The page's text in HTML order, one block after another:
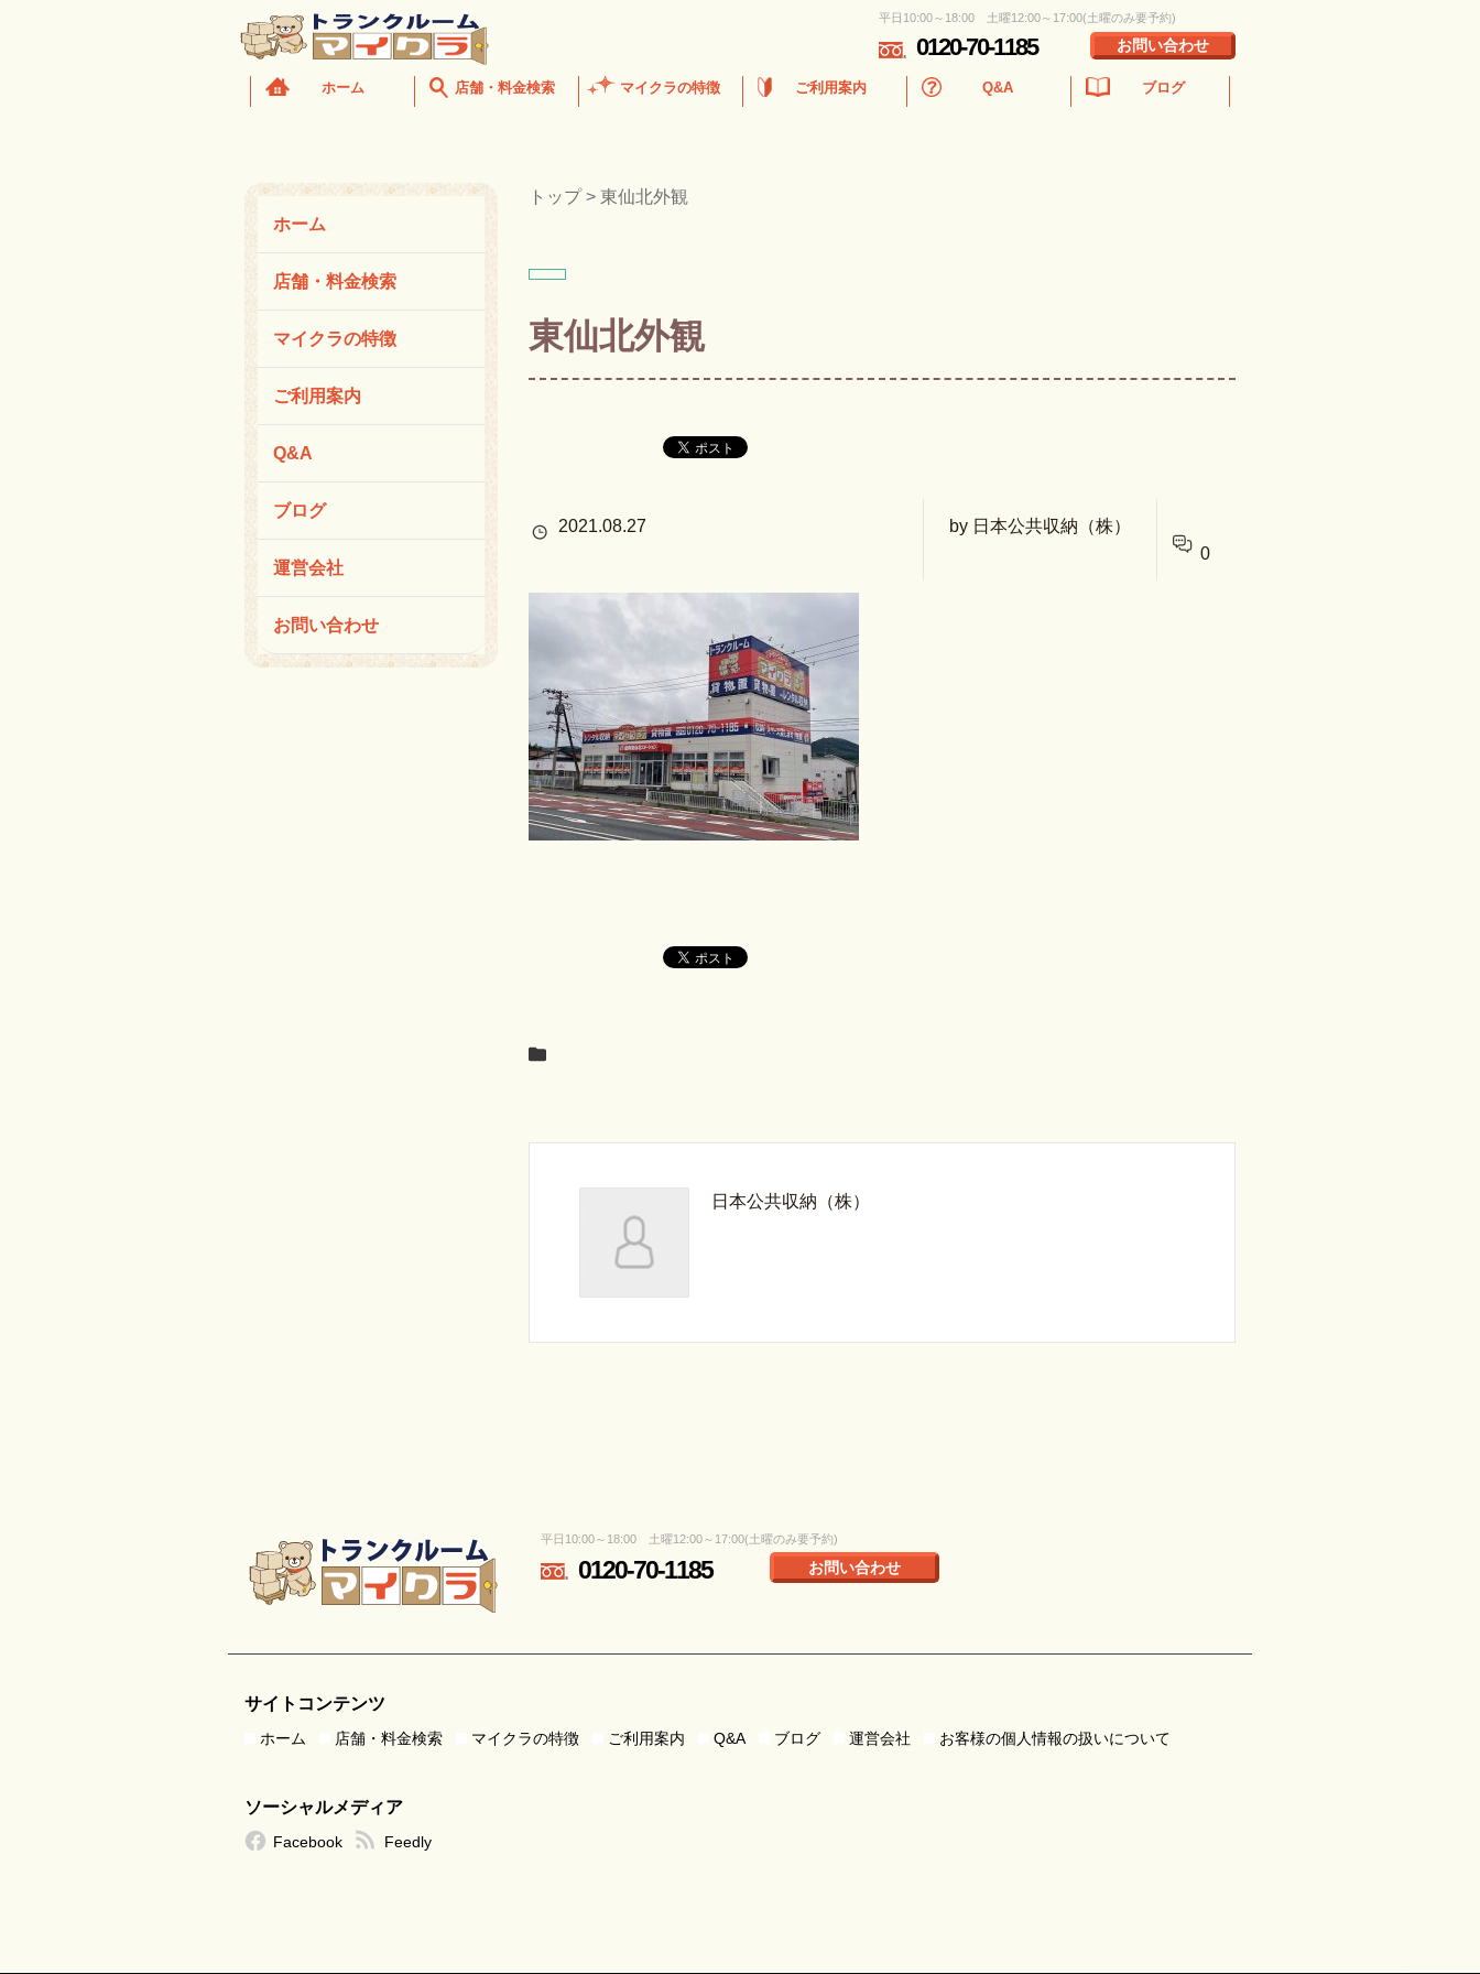
平日10:00～18:00 土曜12:00～17:00(土曜のみ要予約)
0120-70-1185 お問い合わせ
ホーム 店舗・料金検索 マイクラの特徴 ご利用案内 Q&A ブログ
トップ> 東仙北外観
東仙北外観
2021.08.27
by 日本公共収納（株）
0
日本公共収納（株）
ホーム
店舗・料金検索
マイクラの特徴
ご利用案内
Q&A
ブログ
運営会社
お問い合わせ
平日10:00～18:00 土曜12:00～17:00(土曜のみ要予約)
0120-70-1185 お問い合わせ
サイトコンテンツ
ホーム 店舗・料金検索 マイクラの特徴 ご利用案内 Q&A ブログ 運営会社 お客様の個人情報の扱いについて
ソーシャルメディア
Facebook Feedly